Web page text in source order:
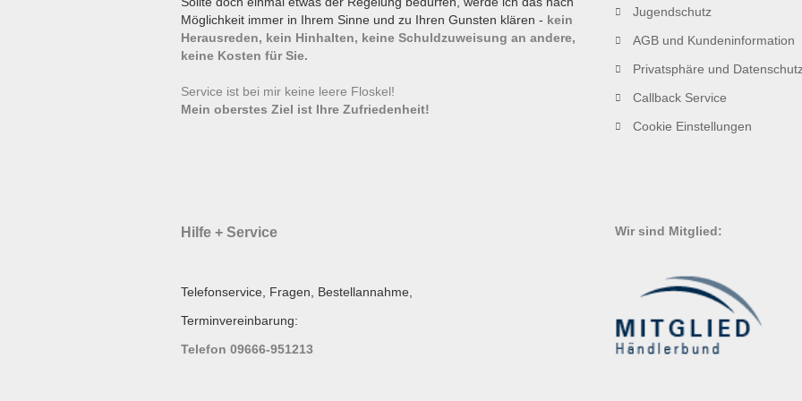
Möglichkeit immer in Ihrem Sinne und zu Ihren Gunsten klären - kein
Herausreden, kein Hinhalten, keine Schuldzuweisung an andere,
keine Kosten für Sie.
Service ist bei mir keine leere Floskel!
Mein oberstes Ziel ist Ihre Zufriedenheit!
Jugendschutz
AGB und Kundeninformation
Privatsphäre und
Callback Service
Cookie Einstellungen
Hilfe + Service
Telefonservice, Fragen, Bestellannahme,
Terminvereinbarung:
Telefon 09666-951213
Wir sind Mitglied: